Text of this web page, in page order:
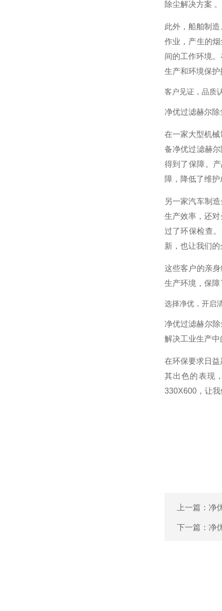
除尘解决方案 。
此外，船舶制
作业，产生的
间的工作环境
生产和环境保
客户见证，品质
净优过滤赫尔
在一家大型机
备净优过滤赫
得到了保障。
障，降低了维
另一家汽车制
生产效率，还
过了环保检查
新，也让我们
这些客户的亲
生产环境，保
选择净优，开启
净优过滤赫尔
解决工业生产
在环保要求日
其出色的表现
330X600，让
上一篇： 净
下一篇： 净